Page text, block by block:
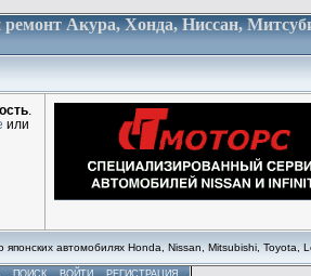
Акура, Хонда, Ниссан,
или
автомобилях Honda, Nissan, Mitsubishi, Toyota,
ПОИСК ВОЙТИ РЕГИСТРАЦИЯ